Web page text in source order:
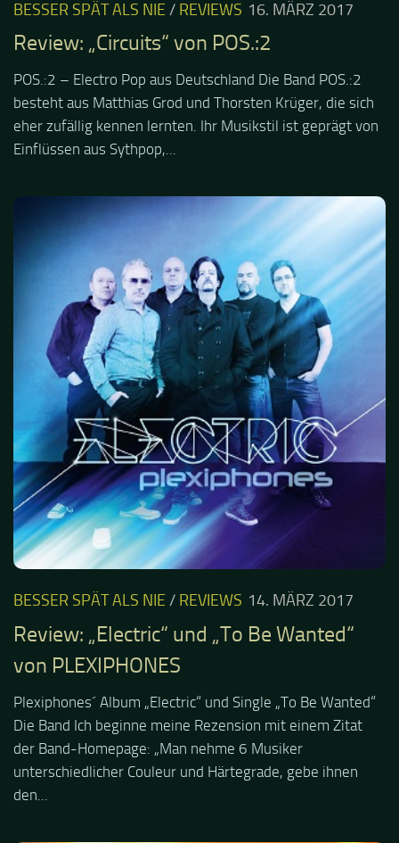
BESSER SPÄT ALS NIE / REVIEWS 16. MÄRZ 2017
Review: „Circuits“ von POS.:2
POS.:2 – Electro Pop aus Deutschland Die Band POS.:2
besteht aus Matthias Grod und Thorsten Krüger, die sich
eher zufällig kennen lernten. Ihr Musikstil ist geprägt von
Einflüssen aus Sythpop,...
BESSER SPÄT ALS NIE / REVIEWS 14. MÄRZ 2017
Review: „Electric“ und „To Be Wanted“
von PLEXIPHONES
Plexiphones´ Album „Electric“ und Single „To Be Wanted“
Die Band Ich beginne meine Rezension mit einem Zitat
der Band-Homepage: „Man nehme 6 Musiker
unterschiedlicher Couleur und Härtegrade, gebe ihnen
den...